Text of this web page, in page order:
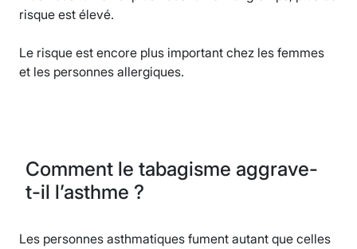
risque est élevé.
Le risque est encore plus important chez les femmes
et les personnes allergiques.
Comment le tabagisme aggrave-
t-il l’asthme ?
Les personnes asthmatiques fument autant que celles